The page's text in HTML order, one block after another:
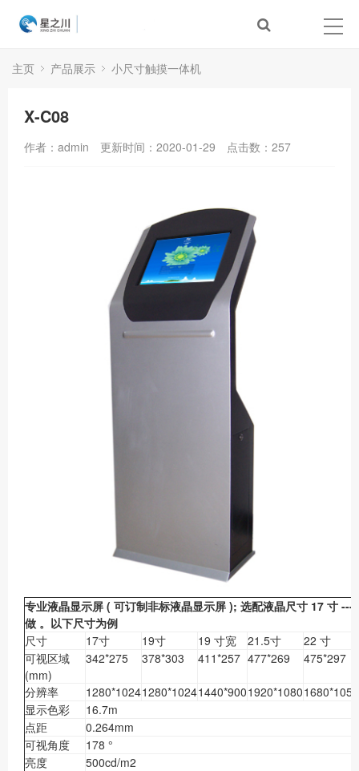
主页 产品展示 小尺寸触摸一体机
X-C08
作者：admin 更新时间：2020-01-29 点击数： 257
专业液晶显示屏 ( 可订制非标液晶显示屏 ); 选配液晶尺寸 17 寸
做 。 以下尺寸为例
尺寸
17寸 19寸 19 寸宽 21.5寸
22 寸
可视区域
(mm)
342*275 378*303 411*257 477*269 475*297
分辨率 1280*10241280*10241440*9001920*10801680*1050
显示色彩
16.7m
点距
0.264mm
可视角度
178 °
亮度
500cd/m2